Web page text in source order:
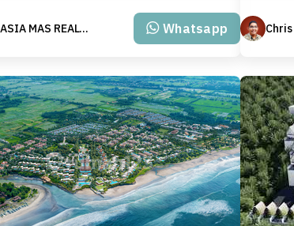
PT ASIA MAS REALTY Whatsapp